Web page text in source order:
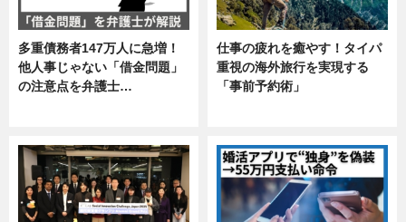
多重債務者147万人に急増！
他人事じゃない「借金問題」
の注意点を弁護士…
仕事の疲れを癒やす！タイパ
重視の海外旅行を実現する
「事前予約術」